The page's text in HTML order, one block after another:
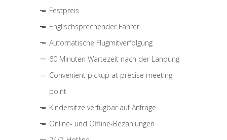
Festpreis
Englischsprechender Fahrer
Automatische Flugmitverfolgung
60 Minuten Wartezeit nach der Landung
Convenient pickup at precise meeting
point
Kindersitze verfügbar auf Anfrage
Online- und Offline-Bezahlungen